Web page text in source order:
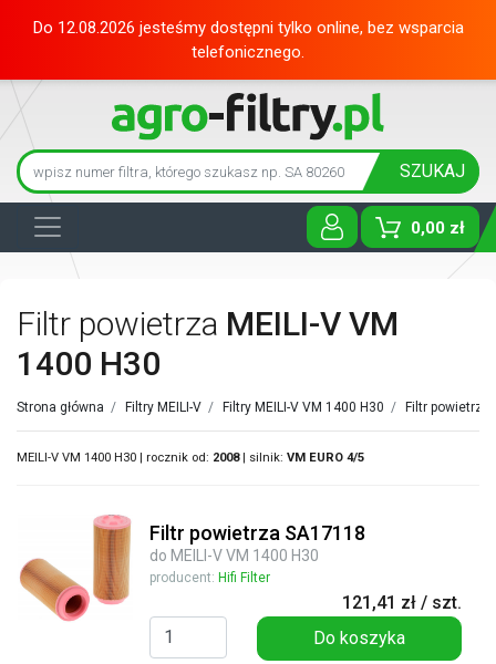
Do 12.08.2026 jesteśmy dostępni tylko online, bez wsparcia
telefonicznego.
SZUKAJ
0,00 zł
Toggle
Filtr powietrza MEILI-V VM
1400 H30
Strona główna / Filtry MEILI-V / Filtry MEILI-V VM 1400 H30 / Filtr powietrza
MEILI-V VM 1400 H30 | rocznik od: 2008| silnik: VM EURO 4/5
Filtr powietrza SA17118
do MEILI-V VM 1400 H30
producent: Hifi Filter
121,41 zł / szt.
Do koszyka